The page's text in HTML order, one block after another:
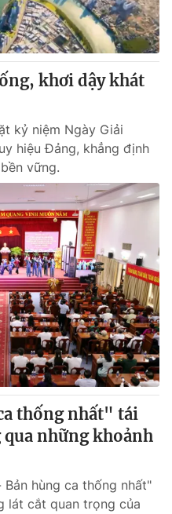
khơi dậy khát
kỷ niệm Ngày Giải
hiệu Đảng, khẳng định
vững.
thống nhất" tái
những khoảnh
Bản hùng ca thống nhất"
lát cắt quan trọng của